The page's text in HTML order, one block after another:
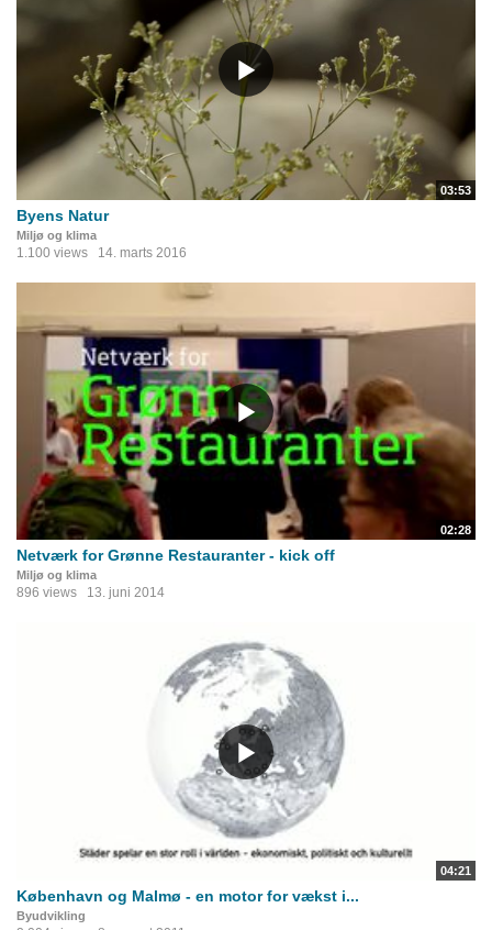
03:53
Byens Natur
Miljø og klima
1.100 views 14. marts 2016
02:28
Netværk for Grønne Restauranter - kick off
Miljø og klima
896 views 13. juni 2014
04:21
København og Malmø - en motor for vækst i...
Byudvikling